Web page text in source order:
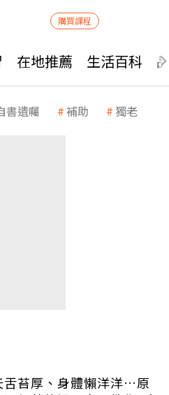
購買課程
在地推薦 生活百科
書遺囑 補助 獨老
舌苔厚、身體懶洋洋…原